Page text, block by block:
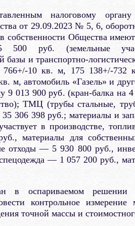
налоговому
от 29.09.2023 № 5, 6,
собственности Общества
руб. (земельные
базы и транспортно-
10 кв. м, 175 138+/-732
м, автомобиль «Газель» и
9 013 900 руб. (кран-балка на
ТМЦ (трубы стальные,
35 306 398 руб.; материалы и
в производстве,
материалы для
отходы — 5 930 800 руб.,
— 1 057 200 руб.,
в оспариваемом
контрольное
точной массы и